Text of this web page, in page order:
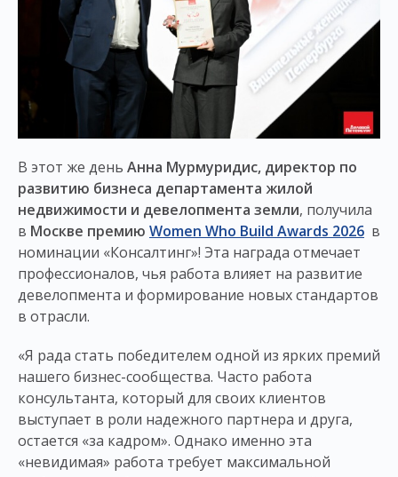
В этот же день Анна Мурмуридис, директор по
развитию бизнеса департамента жилой
недвижимости и девелопмента земли, получила
в Москве премию Women Who Build Awards 2026 в
номинации «Консалтинг»! Эта награда отмечает
профессионалов, чья работа влияет на развитие
девелопмента и формирование новых стандартов
в отрасли.
«Я рада стать победителем одной из ярких премий
нашего бизнес-сообщества. Часто работа
консультанта, который для своих клиентов
выступает в роли надежного партнера и друга,
остается «за кадром». Однако именно эта
«невидимая» работа требует максимальной